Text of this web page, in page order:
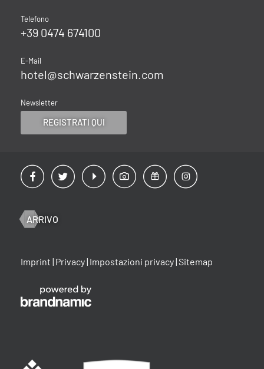
ARRIVO
Imprint | Privacy| Impostazioni privacy|Sitemap
Telefono
+39 0474 674100
E-Mail
hotel@schwarzenstein.com
Newsletter
REGISTRATI QUI